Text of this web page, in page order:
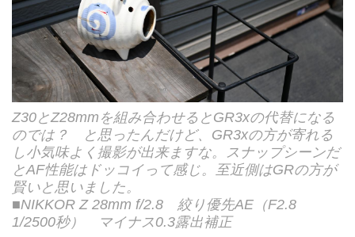
Z30とZ28mmを組み合わせるとGR3xの代替になる
のでは？ と思ったんだけど、GR3xの方が寄れる
し小気味よく撮影が出来ますな。スナップシーンだ
とAF性能はドッコイって感じ。至近側はGRの方が
賢いと思いました。
■NIKKOR Z 28mm f/2.8 絞り優先AE（F2.8
1/2500秒） マイナス0.3露出補正